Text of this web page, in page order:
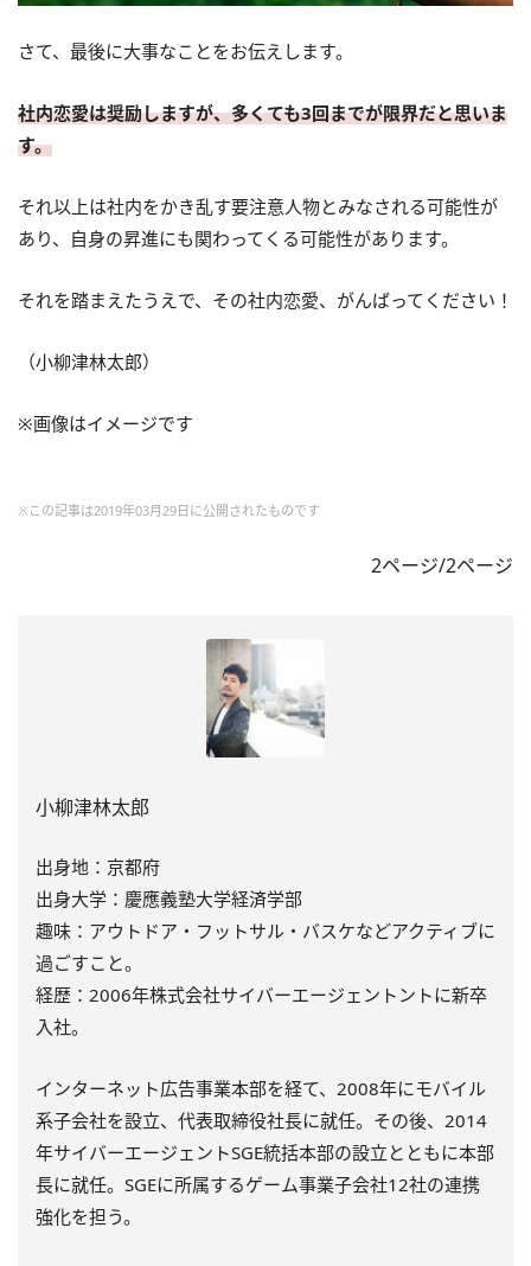
さて、最後に大事なことをお伝えします。
社内恋愛は奨励しますが、多くても3回までが限界だと思いま
す。
それ以上は社内をかき乱す要注意人物とみなされる可能性が
あり、自身の昇進にも関わってくる可能性があります。
それを踏まえたうえで、その社内恋愛、がんばってください！
（小柳津林太郎）
※画像はイメージです
※この記事は2019年03月29日に公開されたものです
2ページ/2ページ
小柳津林太郎
出身地：京都府
出身大学：慶應義塾大学経済学部
趣味：アウトドア・フットサル・バスケなどアクティブに
過ごすこと。
経歴：2006年株式会社サイバーエージェントントに新卒
入社。
インターネット広告事業本部を経て、2008年にモバイル
系子会社を設立、代表取締役社長に就任。その後、2014
年サイバーエージェントSGE統括本部の設立とともに本部
長に就任。SGEに所属するゲーム事業子会社12社の連携
強化を担う。